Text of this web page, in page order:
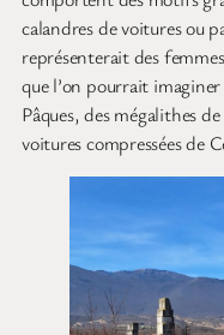
calandres de voitures ou
représenterait des
que l’on pourrait
Pâques, des mégalithes
voitures compressées de